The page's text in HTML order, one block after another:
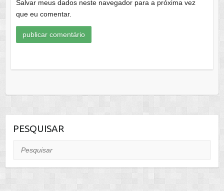
Salvar meus dados neste navegador para a próxima vez
que eu comentar.
PESQUISAR
Pesquisar